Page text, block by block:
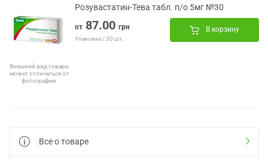
Внешний вид товара
может отличаться от
фотографии
Розувастатин-Тева табл. п/о 5мг №30
от 87.00 грн
Упаковка / 30 шт.
В корзину
Все о товаре